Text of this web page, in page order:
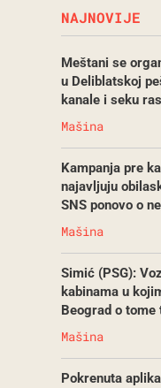
NAJNOVIJE
Meštani se
u Deliblatskoj
kanale i seku
Mašina
Kampanja pre
najavljuju
SNS ponovo o
Mašina
Simić (PSG):
kabinama u
Beograd o tome
Mašina
Pokrenuta